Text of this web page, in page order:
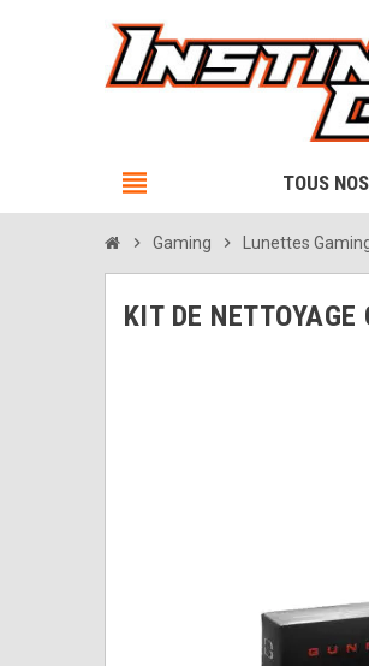
view_headline TOUS
chevron_right Gaming chevron_right Lunettes
KIT DE